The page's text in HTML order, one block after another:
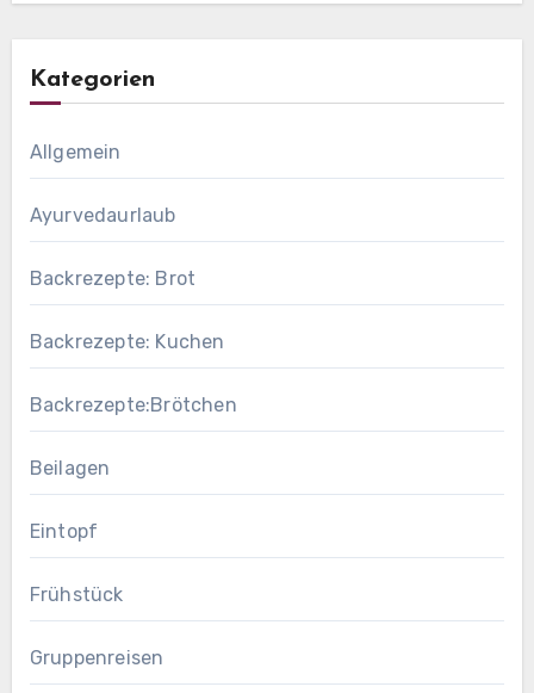
Kategorien
Allgemein
Ayurvedaurlaub
Backrezepte: Brot
Backrezepte: Kuchen
Backrezepte:Brötchen
Beilagen
Eintopf
Frühstück
Gruppenreisen